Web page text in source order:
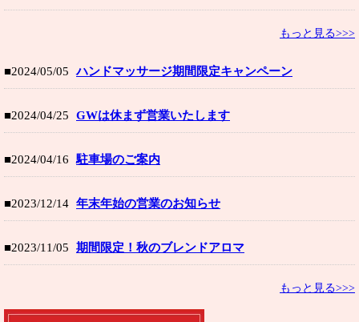
もっと見る>>>
■2024/05/05 ハンドマッサージ期間限定キャンペーン
■2024/04/25 GWは休まず営業いたします
■2024/04/16 駐車場のご案内
■2023/12/14 年末年始の営業のお知らせ
■2023/11/05 期間限定！秋のブレンドアロマ
もっと見る>>>